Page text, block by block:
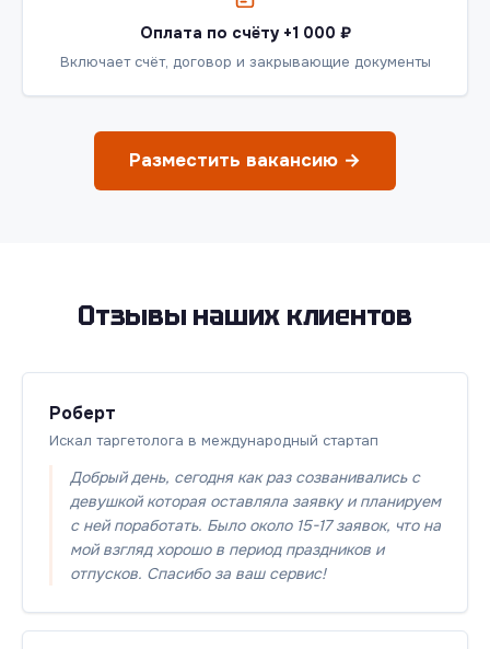
Оплата по счёту +1 000 ₽
Включает счёт, договор и закрывающие документы
Разместить вакансию →
Отзывы наших клиентов
Роберт
Искал таргетолога в международный стартап
Добрый день, сегодня как раз созванивались с
девушкой которая оставляла заявку и планируем
с ней поработать. Было около 15-17 заявок, что на
мой взгляд хорошо в период праздников и
отпусков. Спасибо за ваш сервис!